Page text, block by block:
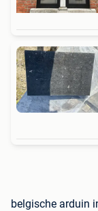
belgische arduin